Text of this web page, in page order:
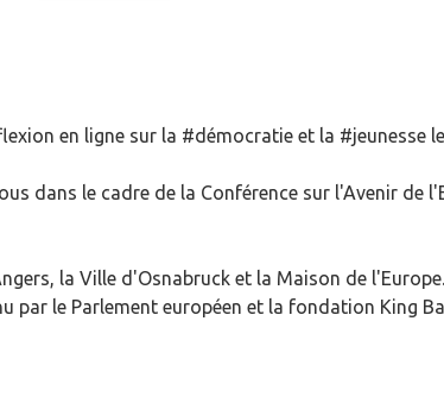
en ligne sur la #démocratie et la #jeunesse
dans le cadre de la Conférence sur l'Avenir
la Ville d'Osnabruck et la Maison de l'Europe.
par le Parlement européen et la fondation King